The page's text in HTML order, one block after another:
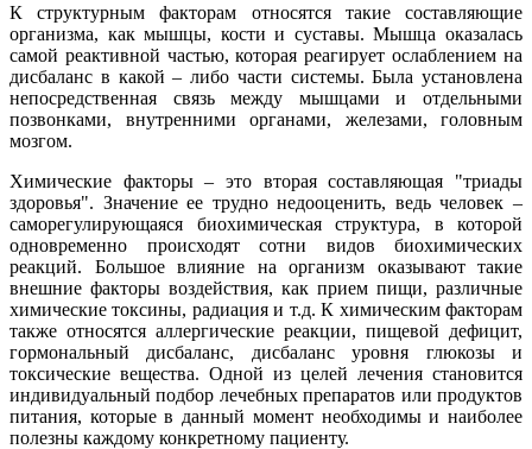
К структурным факторам относятся такие составляющие
организма, как мышцы, кости и суставы. Мышца оказалась
самой реактивной частью, которая реагирует ослаблением на
дисбаланс в какой – либо части системы. Была установлена
непосредственная связь между мышцами и отдельными
позвонками, внутренними органами, железами, головным
мозгом.
Химические факторы – это вторая составляющая "триады
здоровья". Значение ее трудно недооценить, ведь человек –
саморегулирующаяся биохимическая структура, в которой
одновременно происходят сотни видов биохимических
реакций. Большое влияние на организм оказывают такие
внешние факторы воздействия, как прием пищи, различные
химические токсины, радиация и т.д. К химическим факторам
также относятся аллергические реакции, пищевой дефицит,
гормональный дисбаланс, дисбаланс уровня глюкозы и
токсические вещества. Одной из целей лечения становится
индивидуальный подбор лечебных препаратов или продуктов
питания, которые в данный момент необходимы и наиболее
полезны каждому конкретному пациенту.